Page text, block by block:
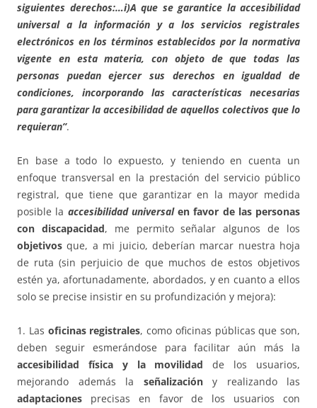
siguientes derechos:…i)A que se garantice la accesibilidad
universal a la información y a los servicios registrales
electrónicos en los términos establecidos por la normativa
vigente en esta materia, con objeto de que todas las
personas puedan ejercer sus derechos en igualdad de
condiciones, incorporando las características necesarias
para garantizar la accesibilidad de aquellos colectivos que lo
requieran”.
En base a todo lo expuesto, y teniendo en cuenta un
enfoque transversal en la prestación del servicio público
registral, que tiene que garantizar en la mayor medida
posible la accesibilidad universal en favor de las personas
con discapacidad, me permito señalar algunos de los
objetivos que, a mi juicio, deberían marcar nuestra hoja
de ruta (sin perjuicio de que muchos de estos objetivos
estén ya, afortunadamente, abordados, y en cuanto a ellos
solo se precise insistir en su profundización y mejora):
1. Las oficinas registrales, como oficinas públicas que son,
deben seguir esmerándose para facilitar aún más la
accesibilidad física y la movilidad de los usuarios,
mejorando además la señalizacióny realizando las
adaptaciones precisas en favor de los usuarios con